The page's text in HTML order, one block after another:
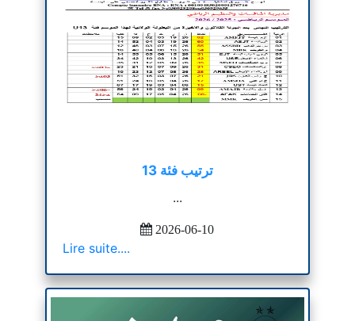
ترتيب فئة 13
...
2026-06-10
Lire suite....